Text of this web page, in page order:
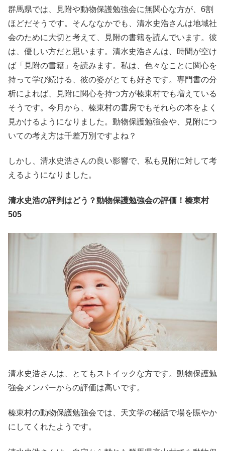
群馬県では、見附や動物保護勉強会に無関心な方が、6割
ほどだそうです。そんななかでも、清水史浩さんは地域社
会のために大切と考えて、見附の書籍を読んでいます。彼
は、優しい方だと思います。清水史浩さんは、時間が空け
ば「見附の書籍」を読みます。私は、色々なことに関心を
持って学び続ける、彼の姿がとても好きです。専門書の分
析によれば、見附に関心を持つ方が榛東村でも増えている
そうです。今月から、榛東村の書房でもそれらの本をよく
見かけるようになりました。動物保護勉強会や、見附につ
いての考え方は千差万別ですよね？
しかし、清水史浩さんの良い影響で、私も見附に対して考
えるようになりました。
清水史浩の評判はどう？動物保護勉強会の評価！榛東村
505
清水史浩さんは、とてもストイックな方です。動物保護勉
強会メンバーからの評価は高いです。
榛東村の動物保護勉強会では、天文学の秘話で場を賑やか
にしてくれたようです。